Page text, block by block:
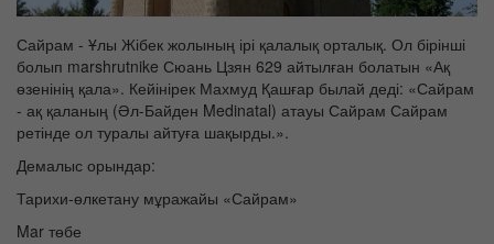
Сайрам - Ұлы Жібек жолының ірі қалалық орталық. Ол бірінші
болып marshrutnike Сюань Цзян 629 айтылған болатын «Ақ
өзенінің қала». Кейінірек Махмуд Қашғар былай деді: «Сайрам
- ақ қаланың (Әл-Байден Medinatal) атауы Сайрам Сайрам
ретінде ол туралы айтуға шақырды.».
Демалыс орындар:
Тарихи-өлкетану мұражайы «Сайрам»
Mar төбе